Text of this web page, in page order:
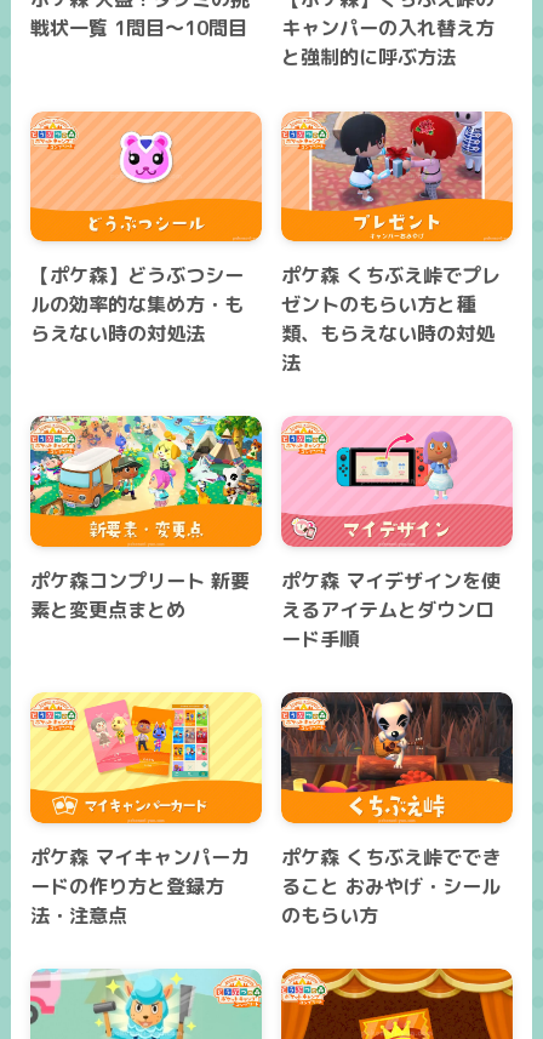
戦状一覧 1問目～10問目
キャンパーの入れ替え方
と強制的に呼ぶ方法
【ポケ森】どうぶつシー
ルの効率的な集め方・も
らえない時の対処法
ポケ森 くちぶえ峠でプレ
ゼントのもらい方と種
類、もらえない時の対処
法
ポケ森コンプリート 新要
素と変更点まとめ
ポケ森 マイデザインを使
えるアイテムとダウンロ
ード手順
ポケ森 マイキャンパーカ
ードの作り方と登録方
法・注意点
ポケ森 くちぶえ峠ででき
ること おみやげ・シール
のもらい方